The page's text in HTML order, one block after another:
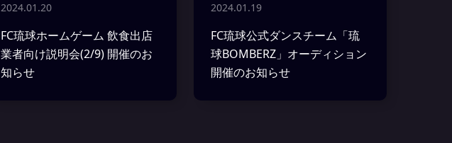
2024.01.20
FC琉球ホームゲーム 飲食出店
業者向け説明会(2/9) 開催のお
知らせ
2024.01.19
FC琉球公式ダンスチーム「琉
球BOMBERZ」オーディション
開催のお知らせ